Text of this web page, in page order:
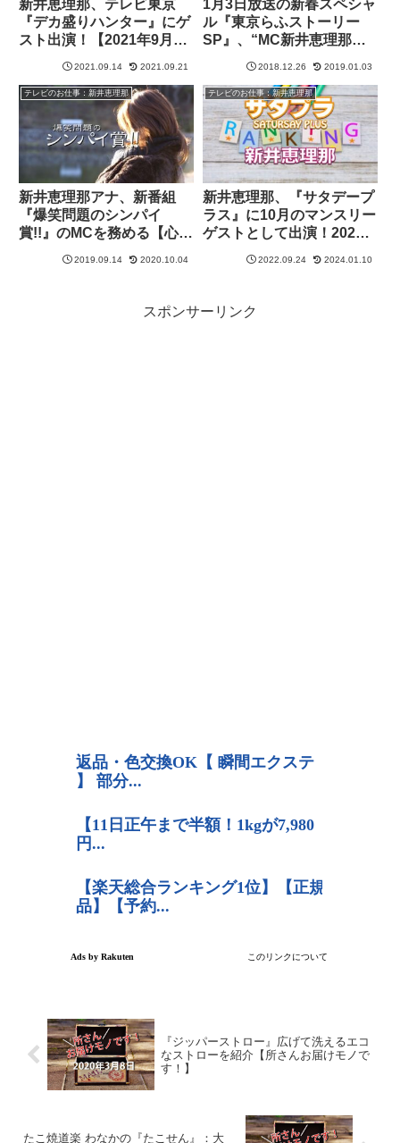
新井恵理那、テレビ東京
『デカ盛りハンター』にゲ
スト出演！【2021年9月21
日放送】
2021.09.14 2021.09.21
1月3日放送の新春スペシャ
ル『東京らふストーリー
SP』、“MC新井恵理那か
らのコメント”
2018.12.26 2019.01.03
テレビのお仕事：新井恵理那
新井恵理那アナ、新番組
『爆笑問題のシンパイ
賞!!』のMCを務める【心配
事調査】
2019.09.14 2020.10.04
テレビのお仕事：新井恵理那
新井恵理那、『サタデープ
ラス』に10月のマンスリー
ゲストとして出演！2022
年10月1日〜
2022.09.24 2024.01.10
スポンサーリンク
『ジッパーストロー』広げて洗えるエコ
なストローを紹介【所さんお届けモノで
す！】
たこ焼道楽 わなかの『たこせん』：大